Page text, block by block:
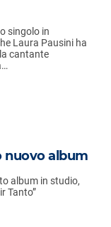
singolo in
Laura Pausini ha
cantante
nuovo album
album in studio,
Tanto”
PLAYLIST NOVITÀ